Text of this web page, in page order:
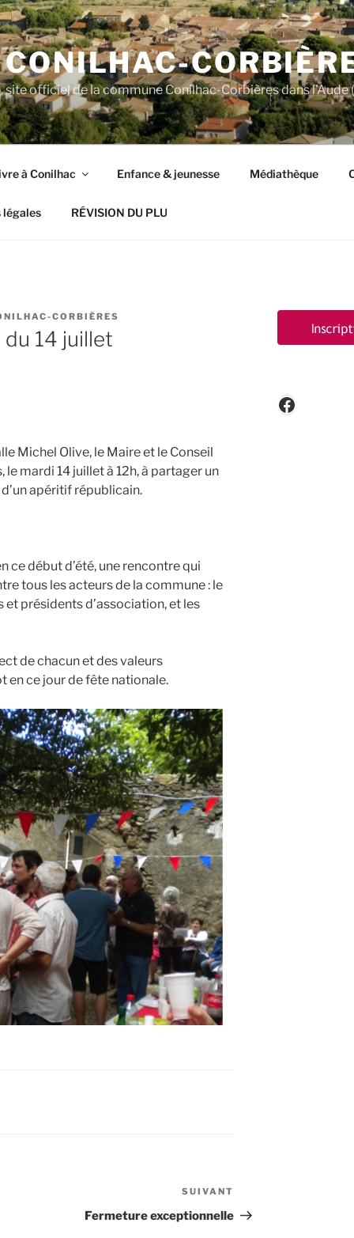
CONILHAC-
site officiel de la commune Conilhac-Corbières dans l'Aude
à Conilhac Enfance & jeunesse Médiathèque
légales RÉVISION DU PLU
CORBIÈRES
14 juillet
Michel Olive, le Maire et le Conseil
mardi 14 juillet à 12h, à partager un
apéritif républicain.
ce début d’été, une rencontre qui
tous les acteurs de la commune : le
présidents d’association, et les
de chacun et des valeurs
en ce jour de fête nationale.
suivant
SUIVANT
Fermeture exceptionnelle